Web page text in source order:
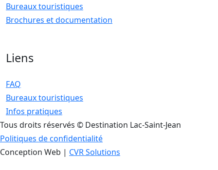
Bureaux touristiques
Brochures et documentation
Liens
FAQ
Bureaux touristiques
Infos pratiques
Tous droits réservés © Destination Lac-Saint-Jean
Politiques de confidentialité
Conception Web | CVR Solutions